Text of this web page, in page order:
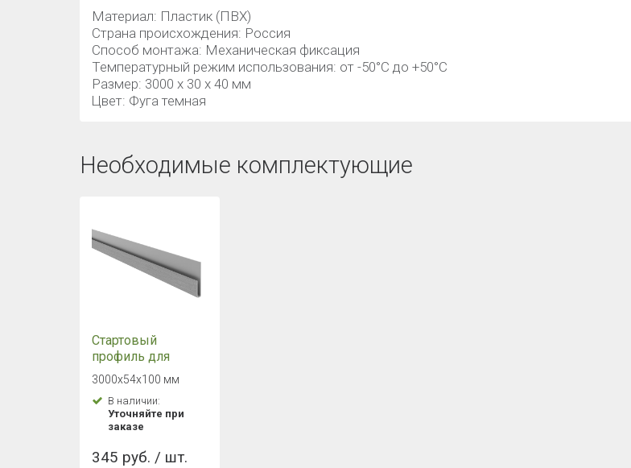
Материал: Пластик (ПВХ)
Страна происхождения: Россия
Способ монтажа: Механическая фиксация
Температурный режим использования: от -50°С до +50°С
Размер: 3000 х 30 х 40 мм
Цвет: Фуга темная
Необходимые комплектующие
Стартовый
профиль для
фасадных панелей
ТЕХНОНИКОЛЬ
3000х54х100 мм
В наличии:
Уточняйте при
заказе
345 руб. / шт.